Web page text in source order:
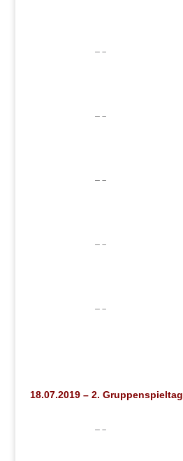
18.07.2019 – 2. Gruppenspieltag